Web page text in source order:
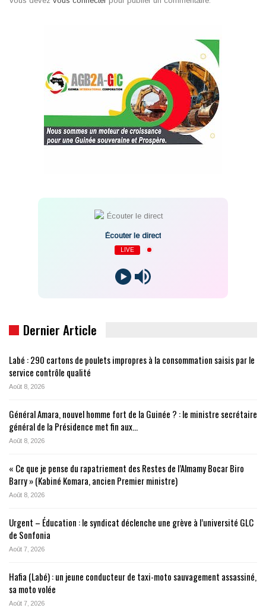
Écouter le direct
LIVE
Dernier Article
Labé : 290 cartons de poulets impropres à la consommation saisis par le
service contrôle qualité
Août 8, 2026
Général Amara, nouvel homme fort de la Guinée ? : le ministre secrétaire
général de la Présidence met fin aux…
Août 8, 2026
« Ce que je pense du rapatriement des Restes de l’Almamy Bocar Biro
Barry » (Kabiné Komara, ancien Premier ministre)
Août 8, 2026
Urgent – Éducation : le syndicat déclenche une grève à l’université GLC
de Sonfonia
Août 7, 2026
Hafia (Labé) : un jeune conducteur de taxi-moto sauvagement assassiné,
sa moto volée
Août 7, 2026